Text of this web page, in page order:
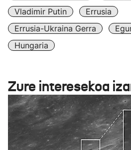
Vladimir Putin
Errusia
Errusia-Ukraina Gerra
Hungaria
Zure interesekoa